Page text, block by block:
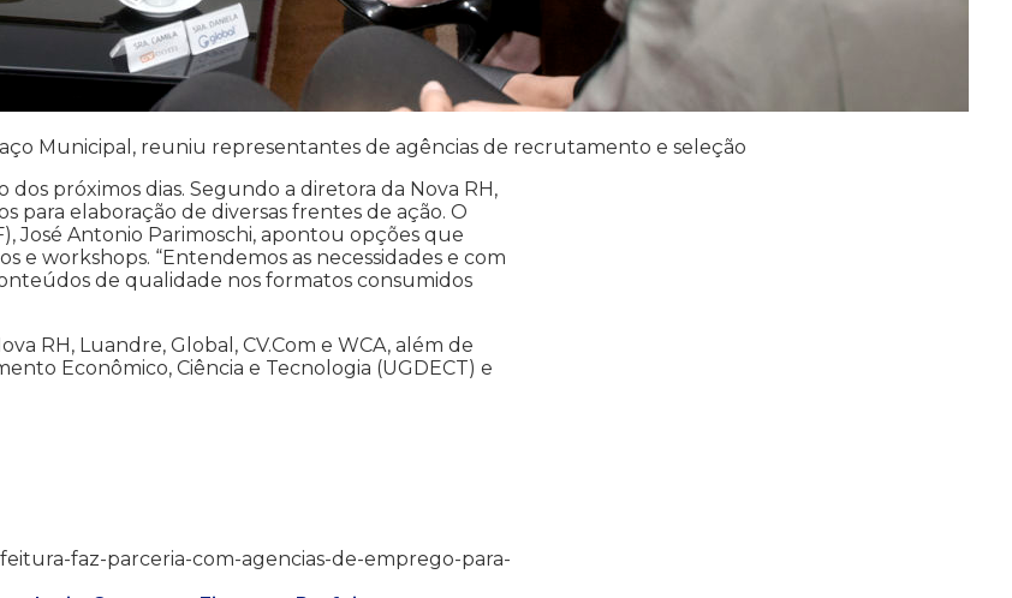
Municipal, reuniu representantes de agências de recrutamento e seleção
próximos dias. Segundo a diretora da Nova RH,
para elaboração de diversas frentes de ação. O
José Antonio Parimoschi, apontou opções que
e workshops. “Entendemos as necessidades e com
de qualidade nos formatos consumidos
RH, Luandre, Global, CV.Com e WCA, além de
Econômico, Ciência e Tecnologia (UGDECT) e
faz-parceria-com-agencias-de-emprego-para-